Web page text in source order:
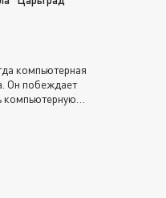
компьютерная
Он побеждает
компьютерную